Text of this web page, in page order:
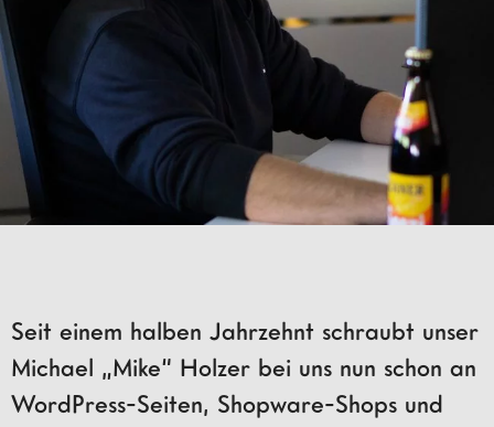
Seit einem halben Jahrzehnt schraubt unser
Michael „Mike“ Holzer bei uns nun schon an
WordPress-Seiten, Shopware-Shops und